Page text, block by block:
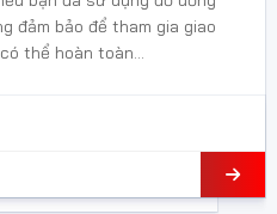
đảm bảo để tham gia giao
thể hoàn toàn...